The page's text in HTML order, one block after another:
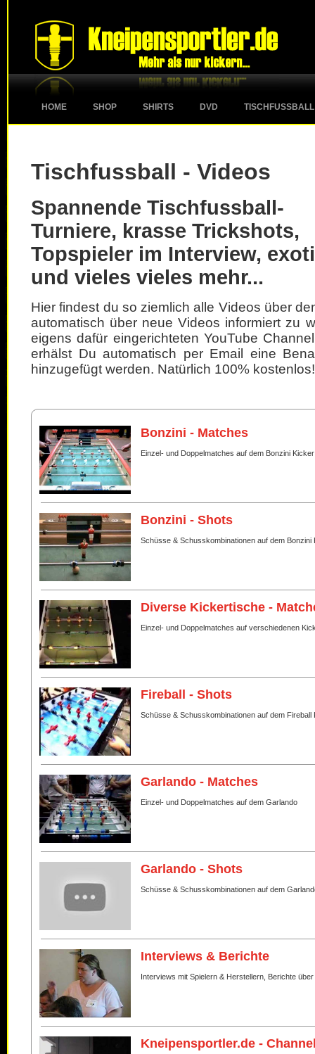
HOME SHOP SHIRTS DVD TISCHFUSSBALL
Tischfussball - Videos
Spannende Tischfussball-
Turniere, krasse Trickshots,
Topspieler im Interview,
und vieles vieles mehr...
Hier findest du so ziemlich alle Videos über
automatisch über neue Videos informiert zu
eigens dafür eingerichteten YouTube
erhälst Du automatisch per Email eine
hinzugefügt werden. Natürlich 100% kostenlos!
Bonzini - Matches
Einzel- und Doppelmatches auf dem Bonzini Kicker
Bonzini - Shots
Schüsse & Schusskombinationen auf dem Bonzini
Diverse Kickertische -
Einzel- und Doppelmatches auf verschiedenen
Fireball - Shots
Schüsse & Schusskombinationen auf dem Fireball
Garlando - Matches
Einzel- und Doppelmatches auf dem Garlando
Garlando - Shots
Schüsse & Schusskombinationen auf dem
Interviews & Berichte
Interviews mit Spielern & Herstellern, Berichte
Kneipensportler.de -